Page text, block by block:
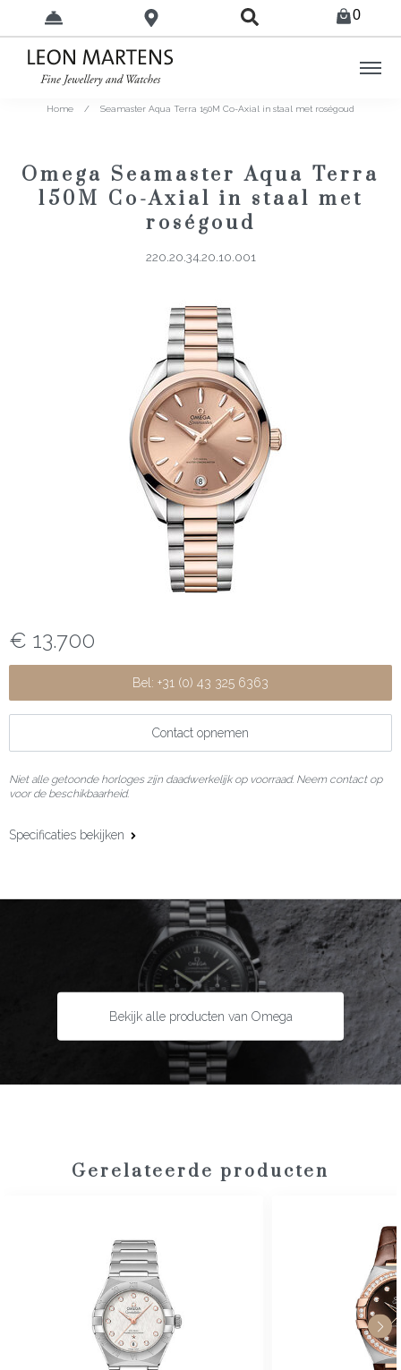
0
Home / Seamaster Aqua Terra 150M Co-Axial in staal met roségoud
Omega Seamaster Aqua Terra
150M Co-Axial in staal met
roségoud
220.20.34.20.10.001
€ 13.700
Bel: +31 (0) 43 325 6363
Contact opnemen
Niet alle getoonde horloges zijn daadwerkelijk op voorraad. Neem contact op
voor de beschikbaarheid.
Specificaties bekijken
Automatisch
Omega 8800
55 uur
Datumfunctie
Staal met roségoud
Vlindersluiting
Bekijk alle producten van Omega
Gerelateerde producten